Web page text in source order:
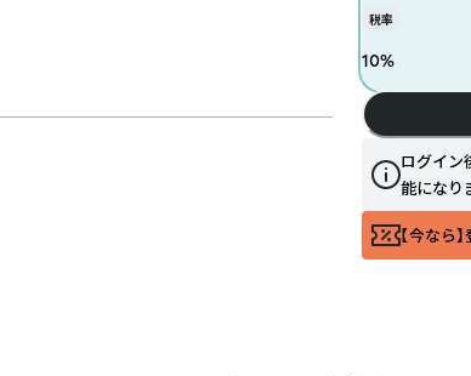
税率
10%
ログイン
能になり
【今なら